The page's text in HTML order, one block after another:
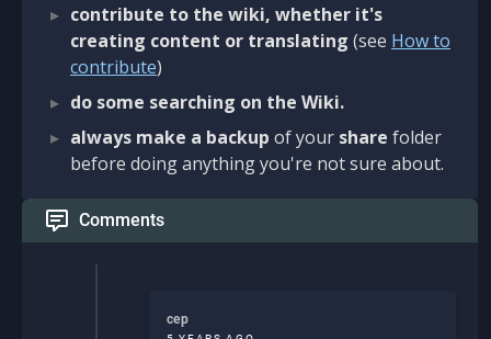
contribute to the wiki, whether it's
creating content or translating (see How to
contribute)
do some searching on the Wiki.
always make a backup of your share folder
before doing anything you're not sure about.
Comments
cep